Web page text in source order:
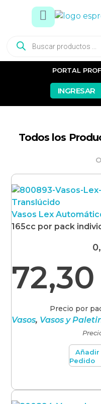
PORTAL
INGRESAR
Todos los
Vasos Lex
165cc por pack
72,30
Precio por
Vasos, Vasos y
Añadir
Pedido